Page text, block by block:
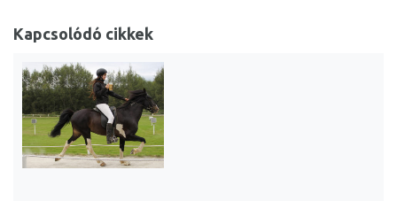
Kapcsolódó cikkek